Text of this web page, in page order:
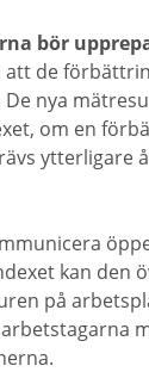
bör
att de
nya
om en
ytterligare
kan den
på